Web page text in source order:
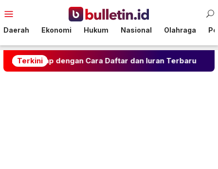
ke
Mobile
Daerah Ekonomi Hukum Nasional Olahraga
TerkiniCara Daftar dan Iuran Terbaru Rahasia